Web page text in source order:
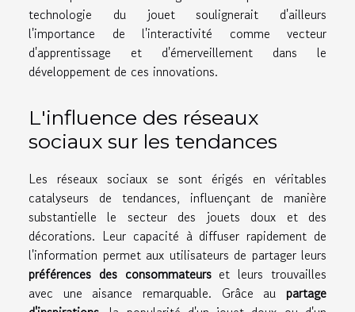
technologie du jouet soulignerait d'ailleurs
l'importance de l'interactivité comme vecteur
d'apprentissage et d'émerveillement dans le
développement de ces innovations.
L'influence des réseaux
sociaux sur les tendances
Les réseaux sociaux se sont érigés en véritables
catalyseurs de tendances, influençant de manière
substantielle le secteur des jouets doux et des
décorations. Leur capacité à diffuser rapidement de
l'information permet aux utilisateurs de partager leurs
préférences des consommateurset leurs trouvailles
avec une aisance remarquable. Grâce au partage